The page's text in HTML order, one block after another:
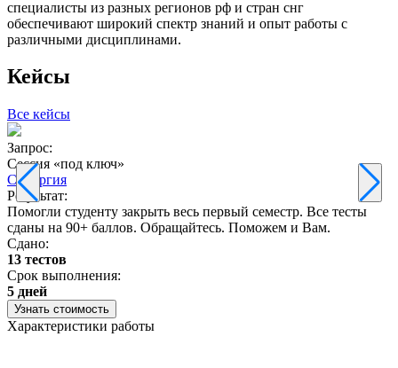
специалисты из разных регионов рф и стран снг
обеспечивают широкий спектр знаний и опыт работы с
различными дисциплинами.
Кейсы
Все кейсы
Запрос:
Сессия «под ключ»
Синергия
Результат:
Помогли студенту закрыть весь первый семестр. Все тесты
сданы на 90+ баллов. Обращайтесь. Поможем и Вам.
Сдано:
13 тестов
Срок выполнения:
5 дней
Узнать стоимость
Характеристики работы